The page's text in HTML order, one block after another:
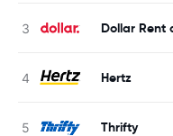
Dollar Rent
Hertz
Thrifty